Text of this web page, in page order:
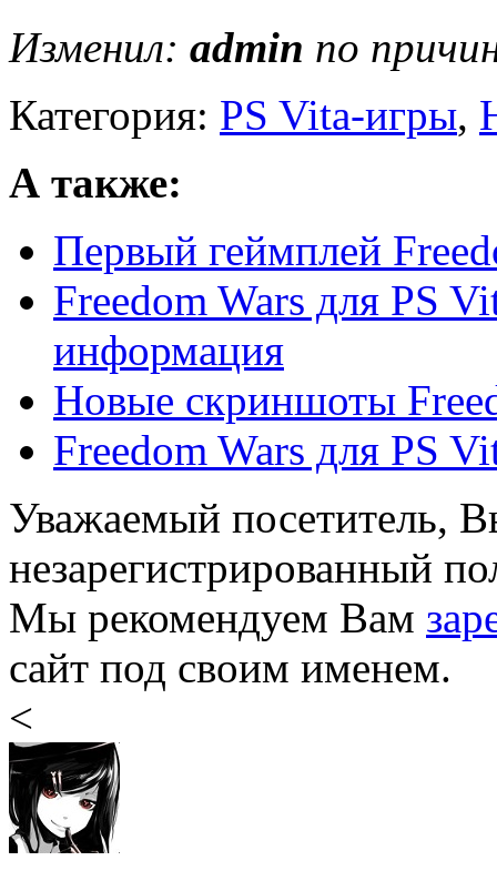
Изменил: admin по
Категория: PS Vita-игры,
А также:
Первый геймплей
Freedom Wars для PS
информация
Новые скриншоты
Freedom Wars для PS
Уважаемый посетитель,
незарегистрированный
Мы рекомендуем Вам
сайт под своим именем.
<